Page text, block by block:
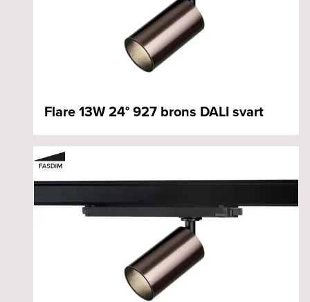
Flare 13W 24° 927 brons DALI svart